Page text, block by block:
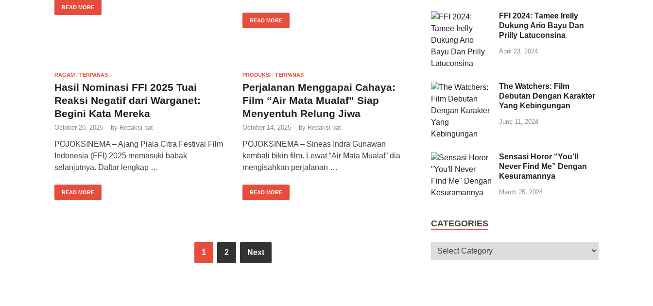
READ MORE
READ MORE
RAGAM / TERPANAS
Hasil Nominasi FFI 2025 Tuai
Reaksi Negatif dari Warganet:
Begini Kata Mereka
October 20, 2025 - by Redaksi bat
POJOKSINEMA – Ajang Piala Citra Festival Film
Indonesia (FFI) 2025 memasuki babak
selanjutnya. Daftar lengkap …
READ MORE
PRODUKSI / TERPANAS
Perjalanan Menggapai Cahaya:
Film “Air Mata Mualaf” Siap
Menyentuh Relung Jiwa
October 14, 2025 - by Redaksi bat
POJOKSINEMA – Sineas Indra Gunawan
kembali bikin film. Lewat “Air Mata Mualaf” dia
mengisahkan perjalanan …
READ MORE
1 2 Next
FFI 2024: Tamee Irelly
Dukung Ario Bayu Dan
Prilly Latuconsina
April 23, 2024
The Watchers: Film
Debutan Dengan Karakter
Yang Kebingungan
June 11, 2024
Sensasi Horor “You’ll
Never Find Me” Dengan
Kesuramannya
March 25, 2024
CATEGORIES